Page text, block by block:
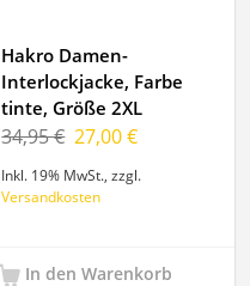
Hakro Damen-
Interlockjacke, Farbe
tinte, Größe 2XL
34,95 € 27,00 €
Inkl. 19% MwSt. ,zzgl.
Versandkosten
In den Warenkorb